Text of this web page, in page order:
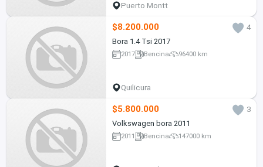
Puerto Montt
$8.200.000
4
Bora 1.4 Tsi 2017
2017 Bencina 96400 km
Quilicura
$5.800.000
3
Volkswagen bora 2011
2011 Bencina 147000 km